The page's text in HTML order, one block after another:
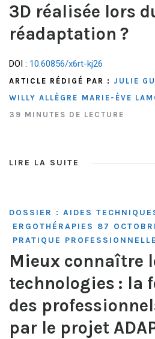
3D réalisée lors
réadaptation ?
DOI : 10.60856/x6rt-kj26
ARTICLE RÉDIGÉ PAR : JULIE
WILLY ALLÈGRE MARIE-ÈVE
39 MINUTES DE LECTURE
LIRE LA SUITE
DOSSIER : AIDES
ERGOTHÉRAPIES 87
PRATIQUE PROFESSIONNELLE
Mieux connaître
technologies : la
des
par le projet